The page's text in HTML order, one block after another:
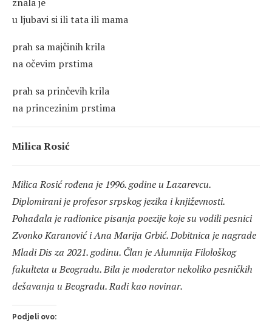
u ljubavi si ili tata ili mama
prah sa majčinih krila
na očevim prstima
prah sa prinčevih krila
na princezinim prstima
Milica Rosić
Milica Rosić rođena je 1996. godine u Lazarevcu.
Diplomirani je profesor srpskog jezika i književnosti.
Pohađala je radionice pisanja poezije koje su vodili pesnici
Zvonko Karanović i Ana Marija Grbić. Dobitnica je nagrade
Mladi Dis za 2021. godinu. Član je Alumnija Filološkog
fakulteta u Beogradu. Bila je moderator nekoliko pesničkih
dešavanja u Beogradu. Radi kao novinar.
Podjeli ovo: